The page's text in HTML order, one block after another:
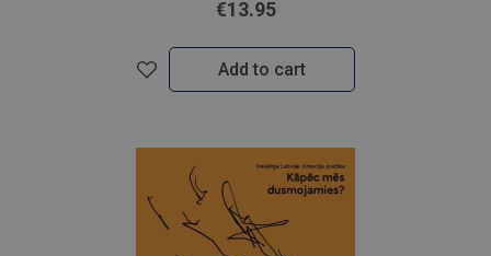
€13.95
Add to cart